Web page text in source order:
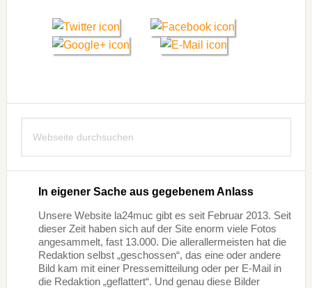
Seitenspalte
durchsuchen
In eigener Sache aus gegebenem Anlass
Unsere Website la24muc gibt es seit Februar 2013. Seit
dieser Zeit haben sich auf der Site enorm viele Fotos
angesammelt, fast 13.000. Die allerallermeisten hat die
Redaktion selbst „geschossen“, das eine oder andere
Bild kam mit einer Pressemitteilung oder per E-Mail in
die Redaktion „geflattert“. Und genau diese Bilder